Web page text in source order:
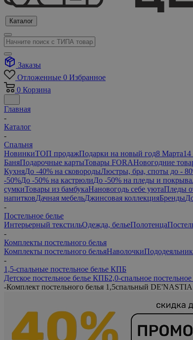
Каталог
Заказы
Отложенные 0 Избранное
0 Корзина
Главная
-
Каталог
-
Спальня
НовинкиТОП продажПодарки на новый год8 Марта
БаняПодарочные картыТовары FORAНовогодние
КухняДо -40% на сковородыЛюстры, бра, споты до -
-50%До -50% на кастрюлиДо -50% на пледы и
сумкиТовары из бамбукаНановогодь себе уютаПледы
напитковДачная мебельДжинсовая коллекцияБренды
-
Постельное белье
Интерьерный текстильОдежда, бельеПолотенца
-
Комплекты постельного белья
Комплекты постельного бельяНаволочкиПододеяльник
-
1,5-спальные постельное белье КПБ
Детское постельное белье КПБ2,0-спальное
-Комплект постельного белья 1,5спальный